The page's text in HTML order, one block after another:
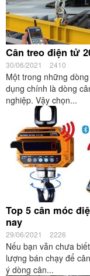
Cân treo điện tử
30/06/2021 2410
Một trong những
dụng chính là dòng
nghiệp. Vậy chọn...
Top 5 cân móc
nay
29/06/2021 2226
Nếu bạn vẫn chưa
lượng bán chạy để
ý dòng cân...